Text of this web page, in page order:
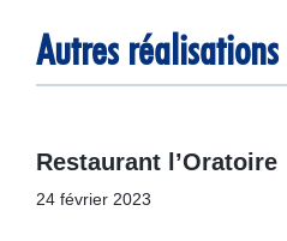
Autres réalisations
Restaurant l’Oratoire
24 février 2023